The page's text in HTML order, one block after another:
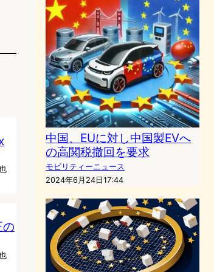
の
中国、EUに対し中国製EVへ
の高関税撤回を要求
モビリティーニュース
2024年6月24日17:44